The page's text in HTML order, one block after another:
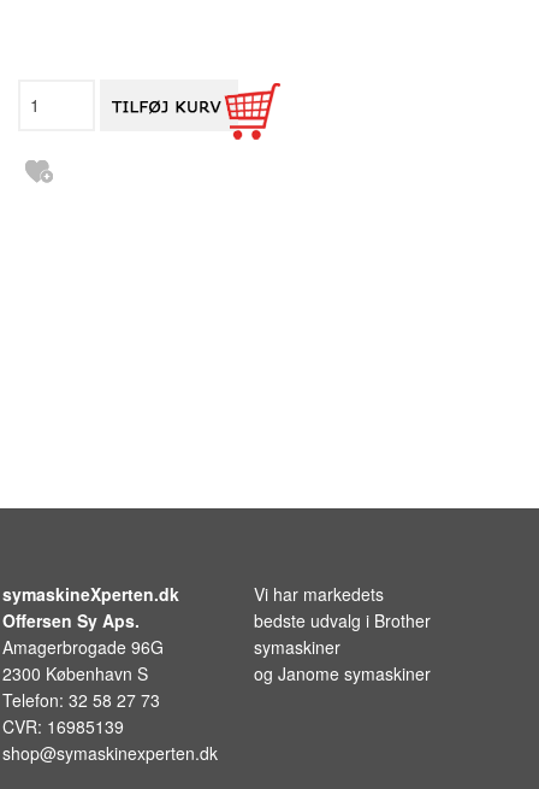
symaskineXperten.dk
Offersen Sy Aps.
Amagerbrogade 96G
2300 København S
Telefon: 32 58 27 73
CVR: 16985139
shop@symaskinexperten.dk
Vi har markedets
bedste udvalg i Brother
symaskiner
og Janome symaskiner